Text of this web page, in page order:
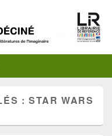
:STAR WARS